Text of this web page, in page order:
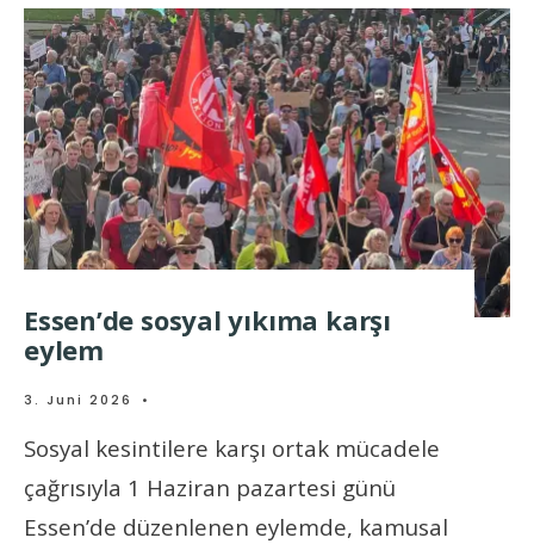
Essen’de sosyal yıkıma karşı
eylem
3. Juni 2026 •
Sosyal kesintilere karşı ortak mücadele
çağrısıyla 1 Haziran pazartesi günü
Essen’de düzenlenen eylemde, kamusal